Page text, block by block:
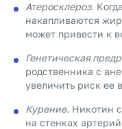
Атеросклероз.
накапливаются
может привести к
Генетическая
родственника с
увеличить риск ее
Курение. Никотин
на стенках